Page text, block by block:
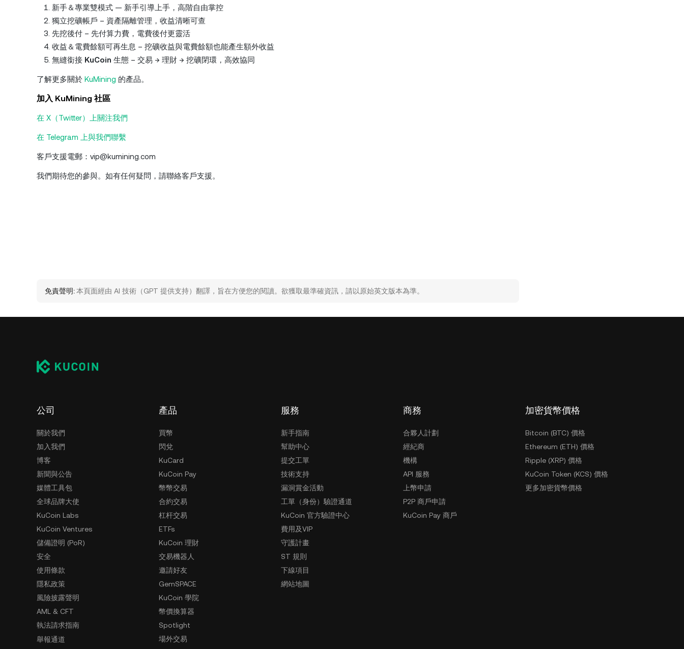
新手＆專業雙模式 — 新手引導上手，高階自由掌控
獨立挖礦帳戶 – 資產隔離管理，收益清晰可查
先挖後付 – 先付算力費，電費後付更靈活
收益＆電費餘額可再生息 – 挖礦收益與電費餘額也能產生額外收益
無縫銜接 KuCoin 生態 – 交易 → 理財 → 挖礦閉環，高效協同
了解更多關於 KuMining 的產品。
加入 KuMining 社區
在 X（Twitter）上關注我們
在 Telegram 上與我們聯繫
客戶支援電郵：vip@kumining.com
我們期待您的參與。如有任何疑問，請聯絡客戶支援。
免責聲明:本頁面經由 AI 技術（GPT 提供支持）翻譯，旨在方便您的閱讀。欲獲取最準確資訊，請以原始英文版本為準。
公司
關於我們
加入我們
博客
新聞與公告
媒體工具包
全球品牌大使
KuCoin Labs
KuCoin Ventures
儲備證明 (PoR)
安全
使用條款
隱私政策
風險披露聲明
AML & CFT
執法請求指南
舉報通道
產品
買幣
閃兌
KuCard
KuCoin Pay
幣幣交易
合約交易
杠杆交易
ETFs
KuCoin 理財
交易機器人
邀請好友
GemSPACE
KuCoin 學院
幣價換算器
Spotlight
場外交易
服務
新手指南
幫助中心
提交工單
技術支持
漏洞賞金活動
工單（身份）驗證通道
KuCoin 官方驗證中心
費用及VIP
守護計畫
ST 規則
下線項目
網站地圖
商務
合夥人計劃
經紀商
機構
API 服務
上幣申請
P2P 商戶申請
KuCoin Pay 商戶
加密貨幣價格
Bitcoin (BTC) 價格
Ethereum (ETH) 價格
Ripple (XRP) 價格
KuCoin Token (KCS) 價格
更多加密貨幣價格